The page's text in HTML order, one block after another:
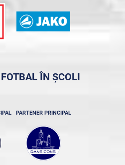
ÎN ȘCOLI
PARTENER PRINCIPAL